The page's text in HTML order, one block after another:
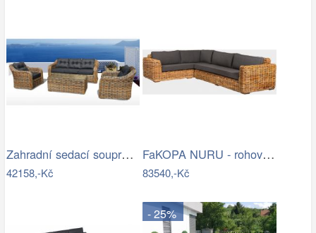
Zahradní sedací souprava RICHMOND…
42158,-Kč
FaKOPA NURU - rohová sedačka Becky Mdum
83540,-Kč
- 25%